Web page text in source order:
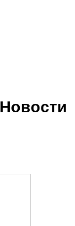
Новости